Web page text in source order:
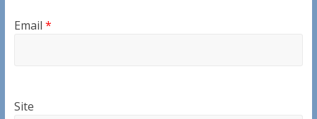
Email *
Site